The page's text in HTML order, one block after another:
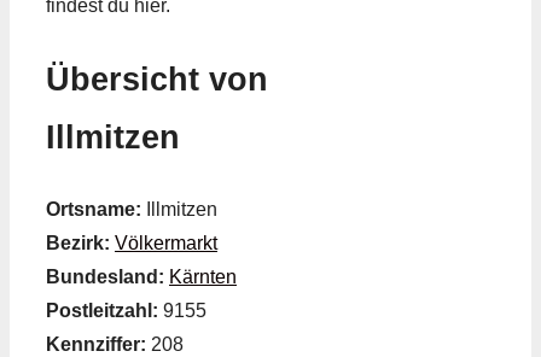
findest du hier.
Übersicht von
Illmitzen
Ortsname: Illmitzen
Bezirk: Völkermarkt
Bundesland: Kärnten
Postleitzahl: 9155
Kennziffer: 208